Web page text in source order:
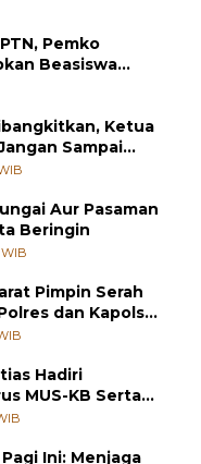
Pemko
Beasiswa
Ketua
Sampai
Jati Diri
Aur Pasaman
Beringin
WIB
Pimpin Serah
dan Kapolsek
Hadiri
Ini: Menjaga